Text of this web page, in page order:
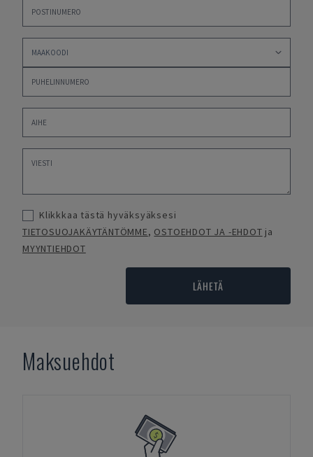
Klikkkaa tästä hyväksyäksesi
TIETOSUOJAKÄYTÄNTÖMME, OSTOEHDOT JA -EHDOT ja
MYYNTIEHDOT
LÄHETÄ
Maksuehdot